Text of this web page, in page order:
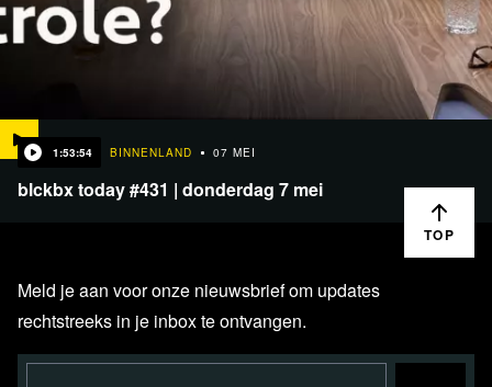
1:53:54 BINNENLAND 07 MEI
blckbx today #431 | donderdag 7 mei
TOP
Meld je aan voor onze nieuwsbrief om updates
rechtstreeks in je inbox te ontvangen.